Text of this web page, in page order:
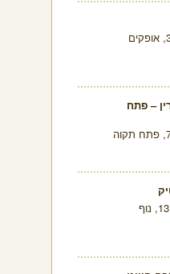
– פתח
מעלה יצחק 13, נוף